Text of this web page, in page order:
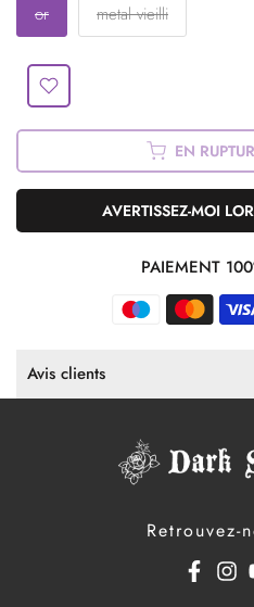
or metal vieilli
EN
AVERTISSEZ-MOI
PAIEMENT
Avis clients
Retrouvez-